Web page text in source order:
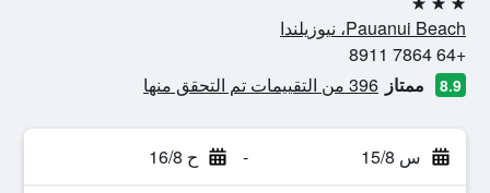
3 نجوم
Pauanui Beach، نيوزيلندا
+64 7864 8911
8.9 ممتاز 396 من التقييمات تم التحقق منها
س 15/8 - ح 16/8